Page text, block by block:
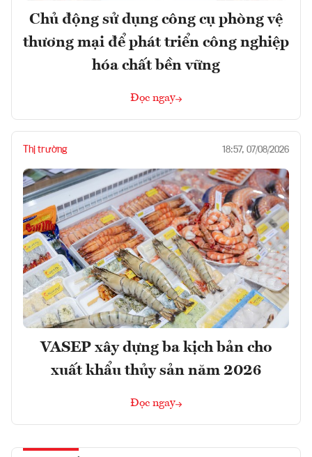
Chủ động sử dụng công cụ phòng vệ
thương mại để phát triển công nghiệp
hóa chất bền vững
Đọc ngay
Thị trường 18:57, 07/08/2026
VASEP xây dựng ba kịch bản cho
xuất khẩu thủy sản năm 2026
Đọc ngay